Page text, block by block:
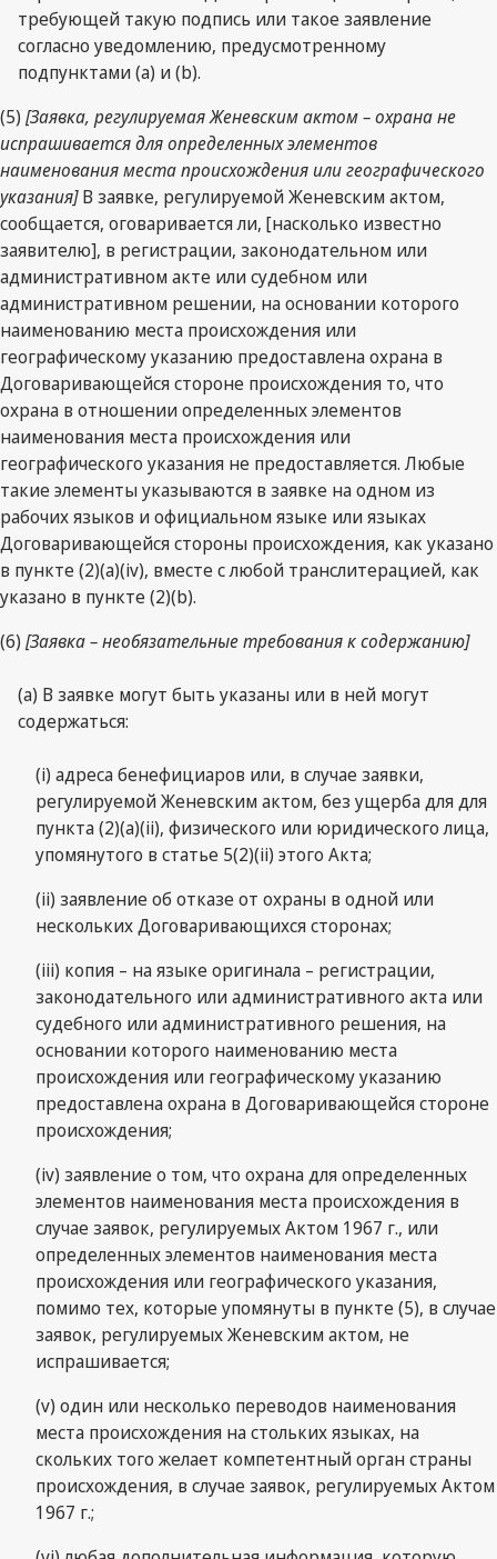
требующей такую подпись или такое заявление
согласно уведомлению, предусмотренному
подпунктами (a) и (b).
(5) [Заявка, регулируемая Женевским актом – охрана не
испрашивается для определенных элементов
наименования места происхождения или географического
указания]В заявке, регулируемой Женевским актом,
сообщается, оговаривается ли, [насколько известно
заявителю], в регистрации, законодательном или
административном акте или судебном или
административном решении, на основании которого
наименованию места происхождения или
географическому указанию предоставлена охрана в
Договаривающейся стороне происхождения то, что
охрана в отношении определенных элементов
наименования места происхождения или
географического указания не предоставляется. Любые
такие элементы указываются в заявке на одном из
рабочих языков и официальном языке или языках
Договаривающейся стороны происхождения, как указано
в пункте (2)(а)(iv), вместе с любой транслитерацией, как
указано в пункте (2)(b).
(6) [Заявка – необязательные требования к содержанию]
(a) В заявке могут быть указаны или в ней могут
содержаться:
(i) адреса бенефициаров или, в случае заявки,
регулируемой Женевским актом, без ущерба для для
пункта (2)(a)(ii), физического или юридического лица,
упомянутого в статье 5(2)(ii) этого Акта;
(ii) заявление об отказе от охраны в одной или
нескольких Договаривающихся сторонах;
(iii) копия – на языке оригинала – регистрации,
законодательного или административного акта или
судебного или административного решения, на
основании которого наименованию места
происхождения или географическому указанию
предоставлена охрана в Договаривающейся стороне
происхождения;
(iv) заявление о том, что охрана для определенных
элементов наименования места происхождения в
случае заявок, регулируемых Актом 1967 г., или
определенных элементов наименования места
происхождения или географического указания,
помимо тех, которые упомянуты в пункте (5), в случае
заявок, регулируемых Женевским актом, не
испрашивается;
(v) один или несколько переводов наименования
места происхождения на стольких языках, на
скольких того желает компетентный орган страны
происхождения, в случае заявок, регулируемых Актом
1967 г.;